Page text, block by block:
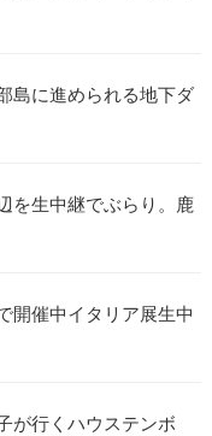
島に進められる地下ダ
を生中継でぶらり。鹿
開催中イタリア展生中
が行くハウステンボ